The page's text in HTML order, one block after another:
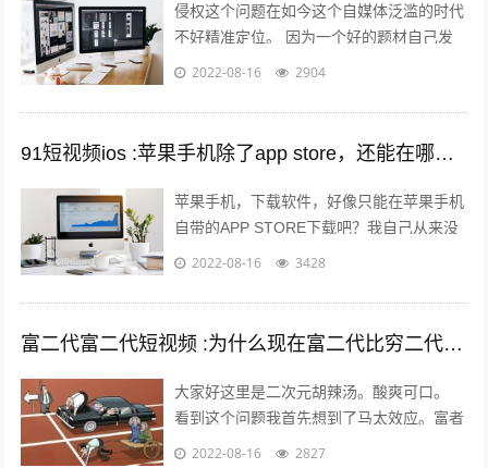
侵权这个问题在如今这个自媒体泛滥的时代
不好精准定位。 因为一个好的题材自己发
布出去可能只需要短短的几分钟时间就能够
2022-08-16 2904
91短视频ios :苹果手机除了app store，还能在哪里下载软件？包括一些破解软件？
苹果手机，下载软件，好像只能在苹果手机
自带的APP STORE下载吧？我自己从来没
有尝试过在其他地方下载，在越狱最火热的
2022-08-16 3428
富二代富二代短视频 :为什么现在富二代比穷二代努力？
大家好这里是二次元胡辣汤。酸爽可口。
看到这个问题我首先想到了马太效应。富者
更富，穷者更穷。这也是一个不争的事实。
2022-08-16 2827